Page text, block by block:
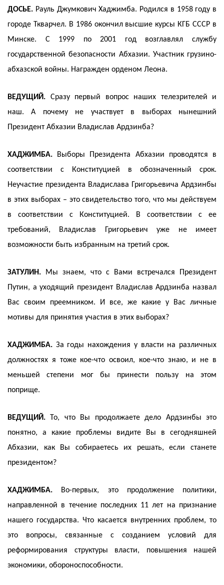
ДОСЬЕ. Рауль Джумкович Хаджимба. Родился в 1958 году в
городе Ткварчел. В 1986 окончил высшие курсы КГБ СССР в
Минске. С 1999 по 2001 год возглавлял службу
государственной безопасности Абхазии. Участник грузино-
абхазской войны. Награжден орденом Леона.
ВЕДУЩИЙ. Сразу первый вопрос наших телезрителей и
наш. А почему не участвует в выборах нынешний
Президент Абхазии Владислав Ардзинба?
ХАДЖИМБА. Выборы Президента Абхазии проводятся в
соответствии с Конституцией в обозначенный срок.
Неучастие президента Владислава Григорьевича Ардзинбы
в этих выборах – это свидетельство того, что мы действуем
в соответствии с Конституцией. В соответствии с ее
требований, Владислав Григорьевич уже не имеет
возможности быть избранным на третий срок.
ЗАТУЛИН. Мы знаем, что с Вами встречался Президент
Путин, а уходящий президент Владислав Ардзинба назвал
Вас своим преемником. И все, же какие у Вас личные
мотивы для принятия участия в этих выборах?
ХАДЖИМБА. За годы нахождения у власти на различных
должностях я тоже кое-что освоил, кое-что знаю, и не в
меньшей степени мог бы принести пользу на этом
поприще.
ВЕДУЩИЙ. То, что Вы продолжаете дело Ардзинбы это
понятно, а какие проблемы видите Вы в сегодняшней
Абхазии, как Вы собираетесь их решать, если станете
президентом?
ХАДЖИМБА. Во-первых, это продолжение политики,
направленной в течение последних 11 лет на признание
нашего государства. Что касается внутренних проблем, то
это вопросы, связанные с созданием условий для
реформирования структуры власти, повышения нашей
экономики, обороноспособности.